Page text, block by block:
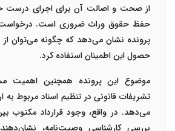
از صحت و اصالت آن برای اجرای درست
حفظ حقوق وراث ضروری است. درخواست
پرونده نشان می‌دهد که چگونه می‌توان از
حصول این اطمینان استفاده کرد.
موضوع این پرونده همچنین اهمیت
تشریفات قانونی در تنظیم اسناد مربوط
می‌دهد. در واقع، وجود قرارداد مکتوب
بررسی کارشناسی وصیت‌نامه،